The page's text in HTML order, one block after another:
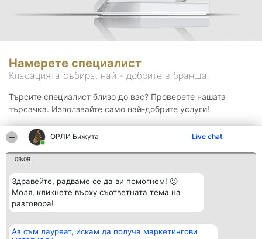
ОРЛИ Бижута Live chat
09:09
Здравейте, радваме се да ви помогнем! 🙂
Моля, кликнете върху съответната тема на
разговора!
Аз съм лауреат, искам да получа маркетингови
Намерете специалист
Класацията събира, най - добрите в бранша.
Търсите специалист близо до вас? Проверете нашата
търсачка. Използвайте само най-добрите услуги!
Организатор на
Класация Контакти